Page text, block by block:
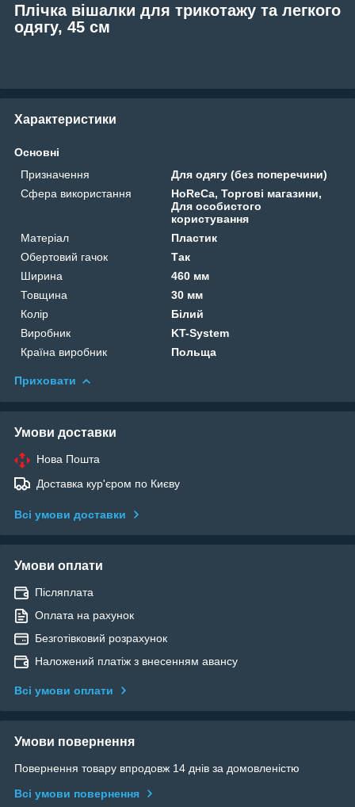
Плічка вішалки для трикотажу та легкого
одягу, 45 см
Характеристики
Основні
Призначення
Для одягу (без поперечини)
Сфера використання
HoReCa, Торгові магазини,
Для особистого
користування
Матеріал
Пластик
Обертовий гачок
Так
Ширина
460 мм
Товщина
30 мм
Колір
Білий
Виробник
KT-System
Країна виробник
Польща
Приховати
Умови доставки
Нова Пошта
Доставка кур'єром по Києву
Всі умови доставки
Умови оплати
Післяплата
Оплата на рахунок
Безготівковий розрахунок
Наложений платіж з внесенням авансу
Всі умови оплати
Умови повернення
Повернення товару впродовж 14 днів за домовленістю
Всі умови повернення